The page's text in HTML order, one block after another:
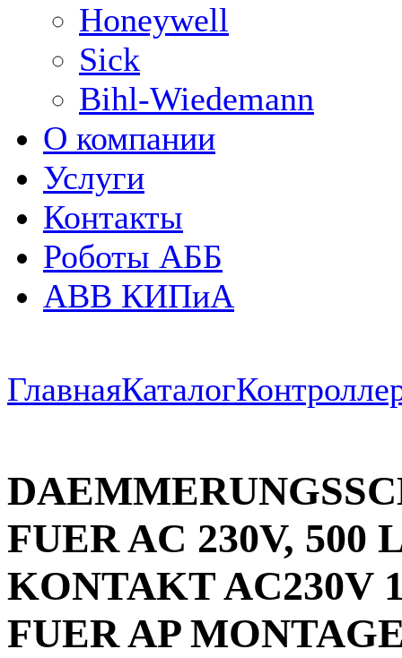
Honeywell
Sick
Bihl-Wiedemann
О компании
Услуги
Контакты
Роботы АББ
ABB КИПиА
ГлавнаяКаталог
FUER AC 230V,
KONTAKT AC230V
FUER AP